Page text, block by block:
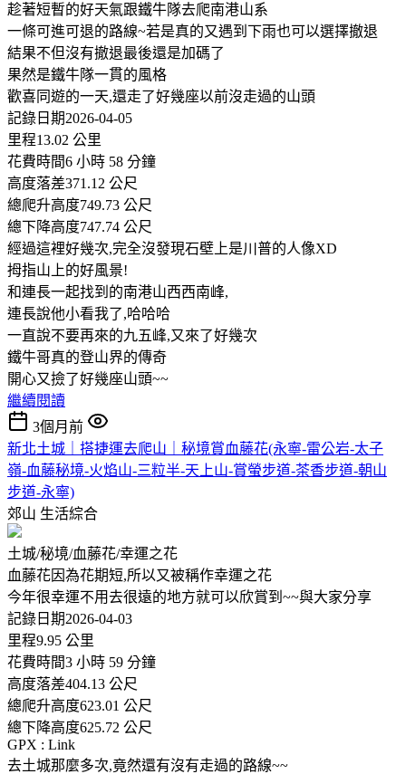
趁著短暫的好天氣跟鐵牛隊去爬南港山系
一條可進可退的路線~若是真的又遇到下雨也可以選擇撤退
結果不但沒有撤退最後還是加碼了
果然是鐵牛隊一貫的風格
歡喜同遊的一天,還走了好幾座以前沒走過的山頭
記錄日期2026-04-05
里程13.02 公里
花費時間6 小時 58 分鐘
高度落差371.12 公尺
總爬升高度749.73 公尺
總下降高度747.74 公尺
經過這裡好幾次,完全沒發現石壁上是川普的人像XD
拇指山上的好風景!
和連長一起找到的南港山西西南峰,
連長說他小看我了,哈哈哈
一直說不要再來的九五峰,又來了好幾次
鐵牛哥真的登山界的傳奇
開心又撿了好幾座山頭~~
繼續閱讀
3個月前
新北土城｜搭捷運去爬山｜秘境賞血藤花(永寧-雷公岩-太子
嶺-血藤秘境-火焰山-三粒半-天上山-賞螢步道-茶香步道-朝山
步道-永寧)
郊山 生活綜合
土城/秘境/血藤花/幸運之花
血藤花因為花期短,所以又被稱作幸運之花
今年很幸運不用去很遠的地方就可以欣賞到~~與大家分享
記錄日期2026-04-03
里程9.95 公里
花費時間3 小時 59 分鐘
高度落差404.13 公尺
總爬升高度623.01 公尺
總下降高度625.72 公尺
GPX : Link
去土城那麼多次,竟然還有沒有走過的路線~~